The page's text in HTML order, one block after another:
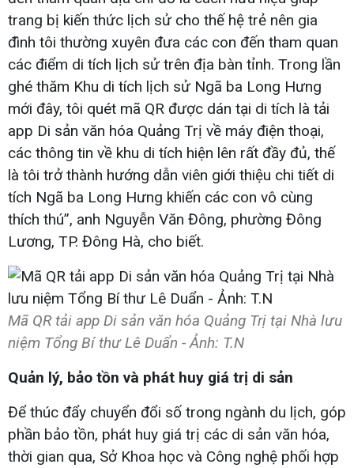
trang bị kiến thức lịch sử cho thế hệ trẻ nên gia
đình tôi thường xuyên đưa các con đến tham quan
các điểm di tích lịch sử trên địa bàn tỉnh. Trong lần
ghé thăm Khu di tích lịch sử Ngã ba Long Hưng
mới đây, tôi quét mã QR được dán tại di tích là tải
app Di sản văn hóa Quảng Trị về máy điện thoại,
các thông tin về khu di tích hiện lên rất đầy đủ, thế
là tôi trở thành hướng dẫn viên giới thiệu chi tiết di
tích Ngã ba Long Hưng khiến các con vô cùng
thích thú”, anh Nguyễn Văn Đông, phường Đông
Lương, TP. Đông Hà, cho biết.
Mã QR tải app Di sản văn hóa Quảng Trị tại Nhà lưu
niệm Tổng Bí thư Lê Duẩn - Ảnh: T.N
Quản lý, bảo tồn và phát huy giá trị di sản
Để thúc đẩy chuyển đổi số trong ngành du lịch, góp
phần bảo tồn, phát huy giá trị các di sản văn hóa,
thời gian qua, Sở Khoa học và Công nghệ phối hợp